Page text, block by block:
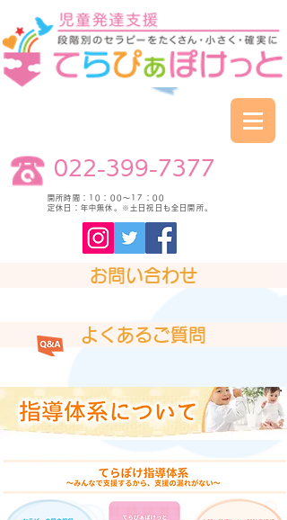
022-399-7377
開所時間：10：00～17：00
定休日：年中無休。※土日祝日も全日開所。
お問い合わせ
よくあるご質問